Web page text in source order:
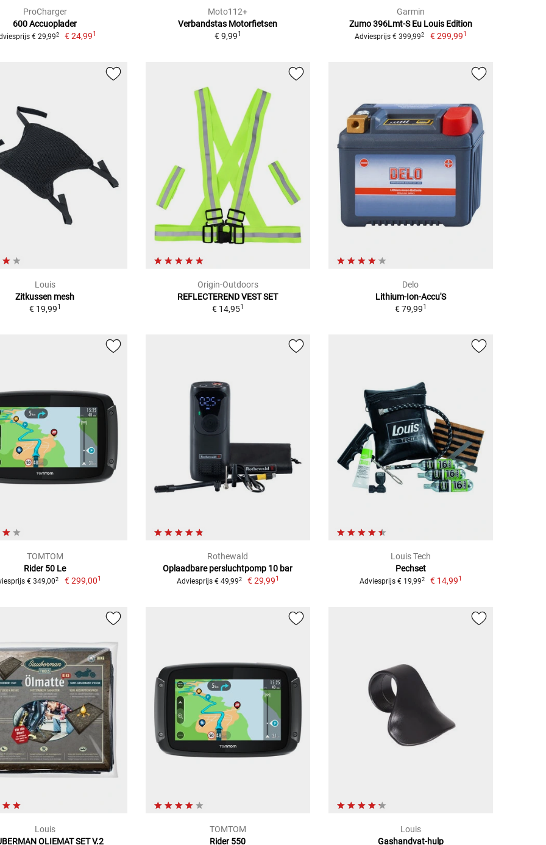
ProCharger
600 Accuoplader
€ 29,992 € 24,991
Moto112+
Verbandstas Motorfietsen
€ 9,991
Garmin
Zumo 396Lmt-S Eu Louis Edition
Adviesprijs € 399,992 € 299,991
Louis
Zitkussen mesh
€ 19,991
Origin-Outdoors
REFLECTEREND VEST SET
€ 14,951
Delo
Lithium-Ion-Accu'S
€ 79,991
TOMTOM
Rider 50 Le
€ 349,002 € 299,001
Rothewald
Oplaadbare persluchtpomp 10 bar
Adviesprijs € 49,992 € 29,991
Louis Tech
Pechset
Adviesprijs € 19,992 € 14,991
Louis
OLIEMAT SET V.2
TOMTOM
Rider 550
Louis
Gashandvat-hulp